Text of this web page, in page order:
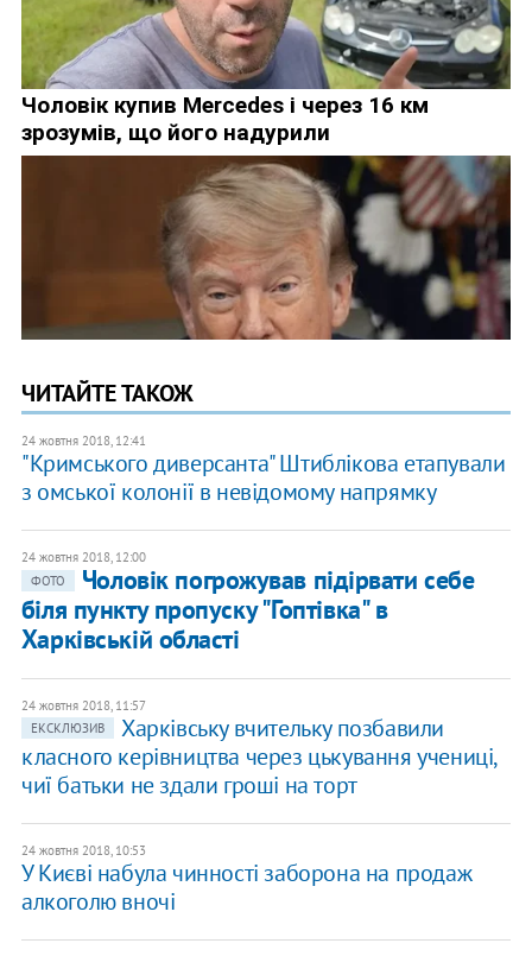
ЧИТАЙТЕ ТАКОЖ
24 жовтня 2018, 12:41
"Кримського диверсанта" Штиблікова етапували
з омської колонії в невідомому напрямку
24 жовтня 2018, 12:00
ФОТО
Чоловік погрожував підірвати себе
біля пункту пропуску "Гоптівка" в
Харківській області
24 жовтня 2018, 11:57
ЕКСКЛЮЗИВ
Харківську вчительку позбавили
класного керівництва через цькування учениці,
чиї батьки не здали гроші на торт
24 жовтня 2018, 10:53
У Києві набула чинності заборона на продаж
алкоголю вночі